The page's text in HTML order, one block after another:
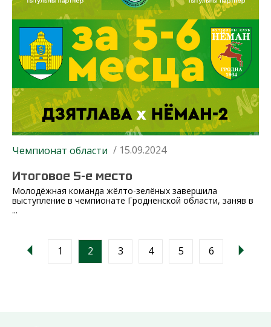
Чемпионат области / 15.09.2024
Итоговое 5-е место
Молодёжная команда жёлто-зелёных завершила
выступление в чемпионате Гродненской области, заняв в
...
1 2 3 4 5 6